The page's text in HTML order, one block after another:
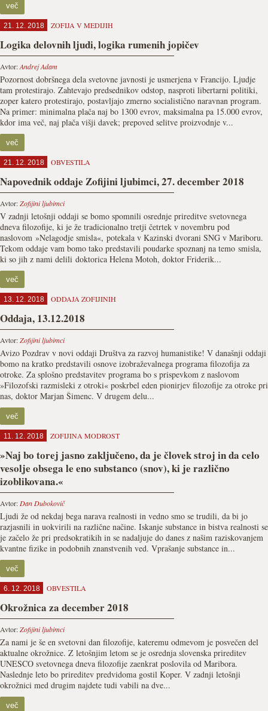
več
21. 12. 2018 ZOFIJA V MEDIJIH
Logika delovnih ljudi, logika rumenih jopičev
Avtor:Andrej Adam
Pozornost dobršnega dela svetovne javnosti je usmerjena v Francijo. Ljudje
tam protestirajo. Zahtevajo predsednikov odstop, nasproti libertarni politiki,
zoper katero protestirajo, postavljajo zmerno socialistično naravnan program.
Na primer: minimalna plača naj bo 1300 evrov, maksimalna pa 15.000 evrov,
kdor ima več, naj plača višji davek; prepoved selitve proizvodnje v...
več
21. 12. 2018 OBVESTILA
Napovednik oddaje Zofijini ljubimci, 27. december 2018
Avtor:Zofijini ljubimci
V zadnji letošnji oddaji se bomo spomnili osrednje prireditve svetovnega
dneva filozofije, ki je že tradicionalno tretji četrtek v novembru pod
naslovom »Nelagodje smisla«, potekala v Kazinski dvorani SNG v Mariboru.
Tekom oddaje vam bomo tako predstavili poudarke spoznanj na temo smisla,
ki so jih z nami delili doktorica Helena Motoh, doktor Friderik...
več
13. 12. 2018 ODDAJA ZOFIJINIH
Oddaja, 13.12.2018
Avtor:Zofijini ljubimci
Avizo Pozdrav v novi oddaji Društva za razvoj humanistike! V današnji oddaji
bomo na kratko predstavili osnove izobraževalnega programa filozofija za
otroke. Za splošno predstavitev programa bo s prispevkom z naslovom
»Filozofski razmisleki z otroki« poskrbel eden pionirjev filozofije za otroke pri
nas, doktor Marjan Šimenc. V drugem delu...
več
11. 12. 2018 ZOFIJINA MODROST
»Naj bo torej jasno zaključeno, da je človek stroj in da celo
vesolje obsega le eno substanco (snov), ki je različno
izoblikovana.«
Avtor: Dan Dubokovič
Ljudi že od nekdaj bega narava realnosti in vedno smo se trudili, da bi jo
razjasnili in uokvirili na različne načine. Iskanje substance in bistva realnosti se
je začelo že pri predsokratikih in se nadaljuje do danes z našim raziskovanjem
kvantne fizike in podobnih znanstvenih ved. Vprašanje substance in...
več
6. 12. 2018 OBVESTILA
Okrožnica za december 2018
Avtor:Zofijini ljubimci
Za nami je še en svetovni dan filozofije, kateremu odmevom je posvečen del
aktualne okrožnice. Z letošnjim letom se je osrednja slovenska prireditev
UNESCO svetovnega dneva filozofije zaenkrat poslovila od Maribora.
Naslednje leto bo prireditev predvidoma gostil Koper. V zadnji letošnji
okrožnici med drugim najdete tudi vabili na dve...
več